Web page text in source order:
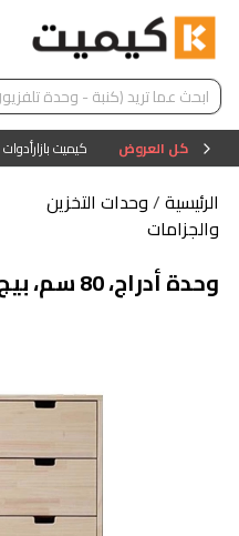
كل العروض كيميت بازارأدوات
الرئيسية/وحدات التخزين
والجزامات
وحدة أدراج، 80 سم، بيج - KM-EG86-124